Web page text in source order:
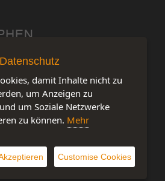
damit Inhalte nicht zu
um Anzeigen zu
um Soziale Netzwerke
zu können. Mehr
Customise Cookies